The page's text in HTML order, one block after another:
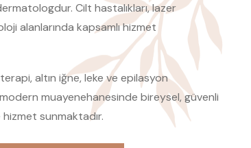
Cilt hastalıkları, lazer
alanlarında kapsamlı hizmet
altın iğne, leke ve epilasyon
muayenehanesinde bireysel, güvenli
sunmaktadır.